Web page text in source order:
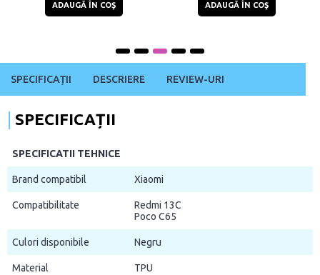
ADAUGĂ ÎN COŞ ADAUGĂ ÎN COŞ
SPECIFICAȚII DESCRIERE REVIEW-URI
SPECIFICAȚII
SPECIFICATII TEHNICE
Brand compatibil Xiaomi
Compatibilitate
Redmi 13C
Poco C65
Culori disponibile Negru
Material TPU